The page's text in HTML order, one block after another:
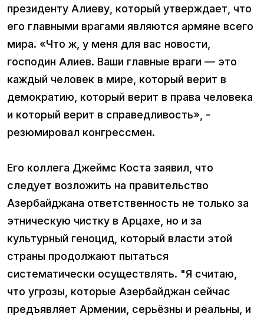
президенту Алиеву, который утверждает, что
его главными врагами являются армяне всего
мира. «Что ж, у меня для вас новости,
господин Алиев. Ваши главные враги — это
каждый человек в мире, который верит в
демократию, который верит в права человека
и который верит в справедливость», -
резюмировал конгрессмен.
Его коллега Джеймс Коста заявил, что
следует возложить на правительство
Азербайджана ответственность не только за
этническую чистку в Арцахе, но и за
культурный геноцид, который власти этой
страны продолжают пытаться
систематически осуществлять. "Я считаю,
что угрозы, которые Азербайджан сейчас
предъявляет Армении, серьёзны и реальны, и